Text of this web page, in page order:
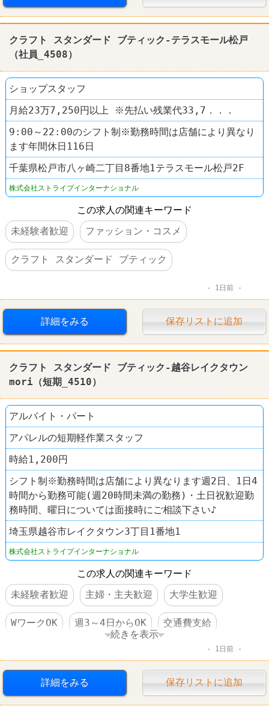
クラフト スタンダード ブティック
クラフト スタンダード ブティック-テラスモール松戸
（社員_4508）
ショップスタッフ
月給23万7,250円以上 ※先払い残業代33,7．．．
9:00～22:00のシフト制※勤務時間は店舗により異なり
ます年間休日116日
千葉県松戸市八ヶ崎二丁目8番地1テラスモール松戸2F
株式会社ストライプインターナショナル
この求人の関連キーワード
未経験者歓迎
ファッション・コスメ
クラフト スタンダード ブティック
1日前
詳細をみる 保存リストに追加
クラフト スタンダード ブティック-越谷レイクタウン
mori（短期_4510）
アルバイト・パート
アパレルの短期軽作業スタッフ
時給1,200円
シフト制※勤務時間は店舗により異なります週2日、1日4
時間から勤務可能(週20時間未満の勤務)・土日祝歓迎勤
務時間、曜日については面接時にご相談下さい♪
埼玉県越谷市レイクタウン3丁目1番地1
株式会社ストライプインターナショナル
この求人の関連キーワード
未経験者歓迎
主婦・主夫歓迎 大学生歓迎
WワークOK 週3～4日からOK 交通費支給
ファッション・コスメ
クラフト スタンダード ブティック
続きを表示
1日前
詳細をみる 保存リストに追加